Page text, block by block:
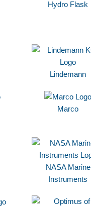
Hydro Flask
Lindemann
Marco
NASA Marine
Instruments